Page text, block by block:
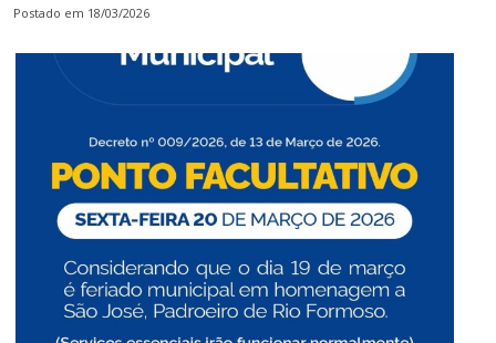
Postado em 18/03/2026